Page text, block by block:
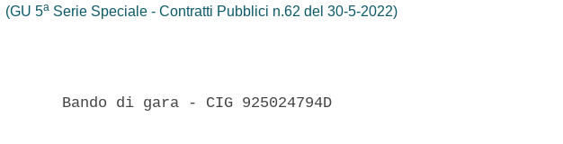
(GU 5a Serie Speciale - Contratti Pubblici n.62 del 30-5-2022)
Bando di gara - CIG 925024794D